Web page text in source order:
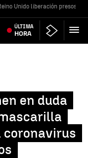
Unido liberación presos
ÚLTIMA
HORA
en duda